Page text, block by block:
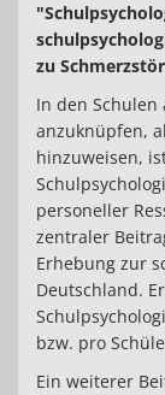
zu
In den
anzuknüpfen,
hinzuweisen,
personeller
zentraler
Erhebung zur
Deutschland.
bzw. pro
Ein weiterer